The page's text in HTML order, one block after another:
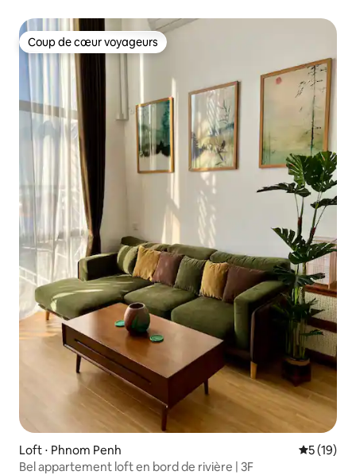
Coup de cœur voyageurs
Coup de cœur voyageurs
Loft ⋅ Phnom Penh
5 (19)
Bel appartement loft en bord de rivière | 3F